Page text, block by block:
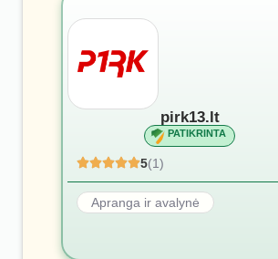
pirk13.lt
PATIKRINTA
5(1)
Apranga ir avalynė